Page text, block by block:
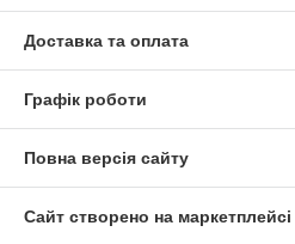
Доставка та оплата
Графік роботи
Повна версія сайту
Сайт створено на маркетплейсі